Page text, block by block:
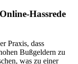
Hassrede
Praxis, dass
Bußgeldern zu
was zu einer